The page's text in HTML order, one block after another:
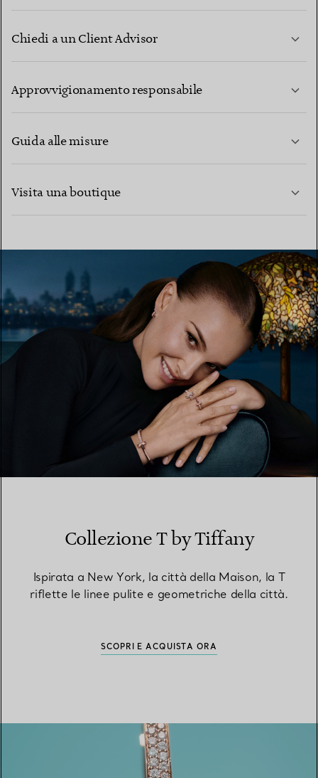
Chiedi a un Client Advisor
Approvvigionamento responsabile
Guida alle misure
Visita una boutique
TROVA LA BOUTIQUE PIÙ VICINA A TE
Collezione T by Tiffany
Ispirata a New York, la città della Maison, la T
riflette le linee pulite e geometriche della città.
SCOPRI E ACQUISTA ORA